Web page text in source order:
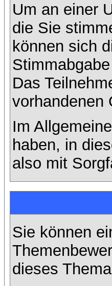
Um an einer
die Sie
können sich
Das
vorhandenen
Im
haben, in
also mit
Sie können
dieses